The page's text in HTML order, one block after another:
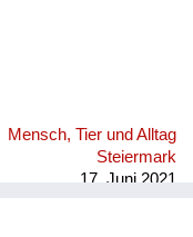
Mensch, Tier und Alltag
Steiermark
17. Juni 2021